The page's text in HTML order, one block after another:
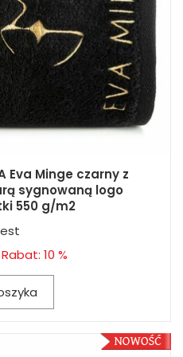
Eva Minge czarny z
sygnowaną logo
550 g/m2
Rabat: 10 %